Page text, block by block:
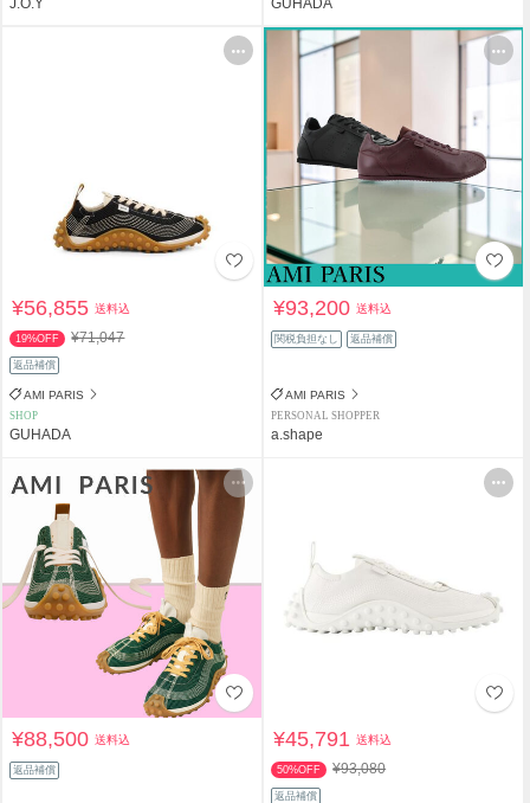
J.O.Y GUHADA
¥56,855送料込
19%OFF ¥71,047
返品補償
AMI PARIS
SHOP
GUHADA
¥93,200送料込
関税負担なし 返品補償
AMI PARIS
PERSONAL SHOPPER
a.shape
¥88,500送料込
返品補償
¥45,791送料込
50%OFF ¥93,080
返品補償